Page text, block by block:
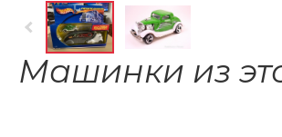
Машинки из